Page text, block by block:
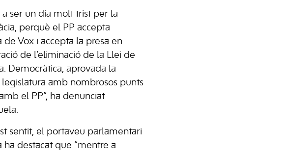
a ser un dia molt trist per la
perquè el PP accepta
de Vox i accepta la presa en
de l’eliminació de la Llei de
Democràtica, aprovada la
legislatura amb nombrosos punts
el PP”, ha denunciat
sentit, el portaveu parlamentari
ha destacat que “mentre a